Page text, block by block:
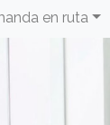
en ruta